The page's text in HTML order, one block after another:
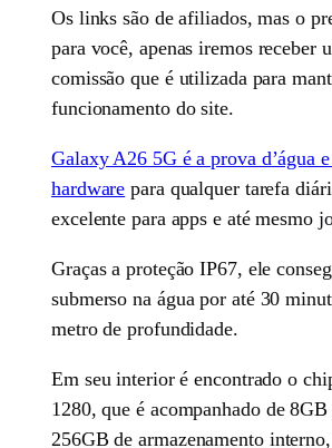
Os links são de afiliados, mas o
para você, apenas iremos receber
comissão que é utilizada para
funcionamento do site.
Galaxy A26 5G é a prova d’água
hardware para qualquer tarefa
excelente para apps e até mesmo
Graças a proteção IP67, ele
submerso na água por até 30
metro de profundidade.
Em seu interior é encontrado o
1280, que é acompanhado de
256GB de armazenamento